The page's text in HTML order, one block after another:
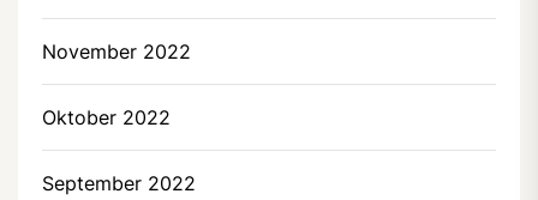
November 2022
Oktober 2022
September 2022